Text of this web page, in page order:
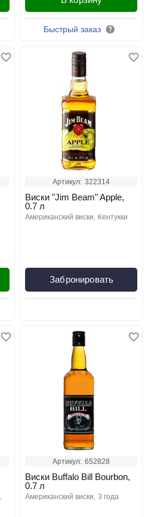
Быстрый заказ
Артикул: 322314
Виски "Jim Beam" Apple,
0.7 л
американский виски кентукки
Забронировать
Артикул: 652828
Виски Buffalo Bill Bourbon,
0.7 л
американский виски 3 года